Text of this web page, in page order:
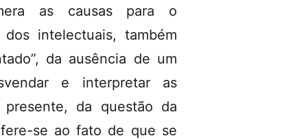
as causas para o
intelectuais, também
da ausência de um
e interpretar as
da questão da
se ao fato de que se